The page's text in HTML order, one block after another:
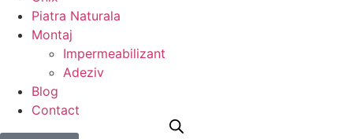
Piatra Naturala
Montaj
Impermeabilizant
Adeziv
Blog
Contact